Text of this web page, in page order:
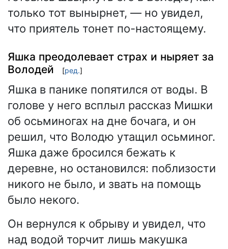
только тот вынырнет, — но увидел,
что приятель тонет по-настоящему.
Яшка преодолевает страх и ныряет за
Володей
[ред.]
Яшка в панике попятился от воды. В
голове у него всплыл рассказ Мишки
об осьминогах на дне бочага, и он
решил, что Володю утащил осьминог.
Яшка даже бросился бежать к
деревне, но остановился: поблизости
никого не было, и звать на помощь
было некого.
Он вернулся к обрыву и увидел, что
над водой торчит лишь макушка